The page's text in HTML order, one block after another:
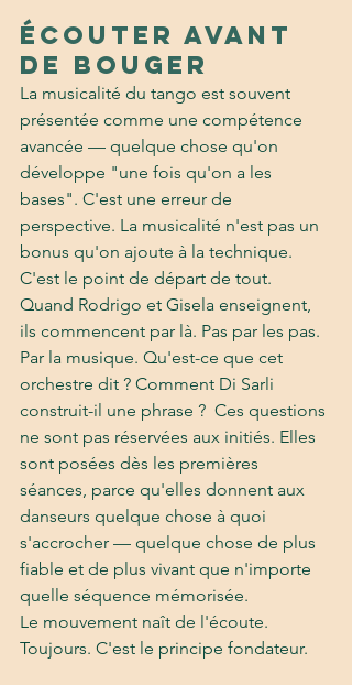
Écouter avant
de bouger
La musicalité du tango est souvent
présentée comme une compétence
avancée — quelque chose qu'on
développe "une fois qu'on a les
bases". C'est une erreur de
perspective. La musicalité n'est pas un
bonus qu'on ajoute à la technique.
C'est le point de départ de tout.
Quand Rodrigo et Gisela enseignent,
ils commencent par là. Pas par les pas.
Par la musique. Qu'est-ce que cet
orchestre dit ? Comment Di Sarli
construit-il une phrase ?  Ces questions
ne sont pas réservées aux initiés. Elles
sont posées dès les premières
séances, parce qu'elles donnent aux
danseurs quelque chose à quoi
s'accrocher — quelque chose de plus
fiable et de plus vivant que n'importe
quelle séquence mémorisée.
Le mouvement naît de l'écoute.
Toujours. C'est le principe fondateur.